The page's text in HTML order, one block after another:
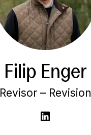
Filip Enger
Revisor – Revision